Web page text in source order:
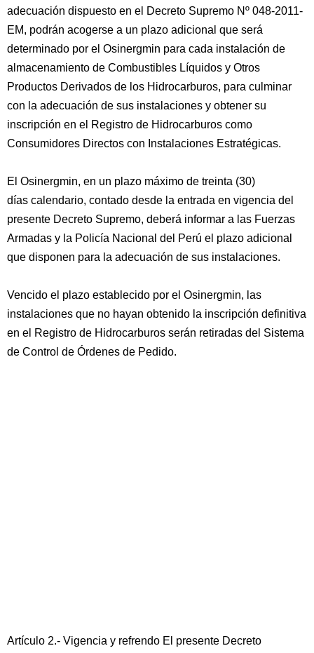
adecuación dispuesto en el Decreto Supremo Nº 048-2011-
EM, podrán acogerse a un plazo adicional que será
determinado por el Osinergmin para cada instalación de
almacenamiento de Combustibles Líquidos y Otros
Productos Derivados de los Hidrocarburos, para culminar
con la adecuación de sus instalaciones y obtener su
inscripción en el Registro de Hidrocarburos como
Consumidores Directos con Instalaciones Estratégicas.
El Osinergmin, en un plazo máximo de treinta (30)
días calendario, contado desde la entrada en vigencia del
presente Decreto Supremo, deberá informar a las Fuerzas
Armadas y la Policía Nacional del Perú el plazo adicional
que disponen para la adecuación de sus instalaciones.
Vencido el plazo establecido por el Osinergmin, las
instalaciones que no hayan obtenido la inscripción definitiva
en el Registro de Hidrocarburos serán retiradas del Sistema
de Control de Órdenes de Pedido.
Artículo 2.- Vigencia y refrendo El presente Decreto